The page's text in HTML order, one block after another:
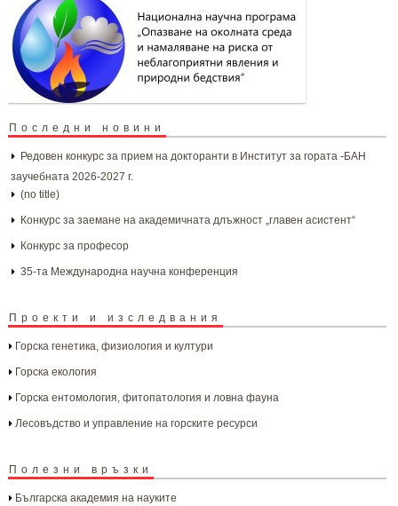
Последни новини
Редовен конкурс за прием на докторанти в Институт за гората -БАН
заучебната 2026-2027 г.
(no title)
Конкурс за заемане на академичната длъжност „главен асистент“
Конкурс за професор
35-та Международна научна конференция
Проекти и изследвания
Горска генетика, физиология и култури
Горска екология
Горска ентомология, фитопатология и ловна фауна
Лесовъдство и управление на горските ресурси
Полезни връзки
Българска aкадемия на науките